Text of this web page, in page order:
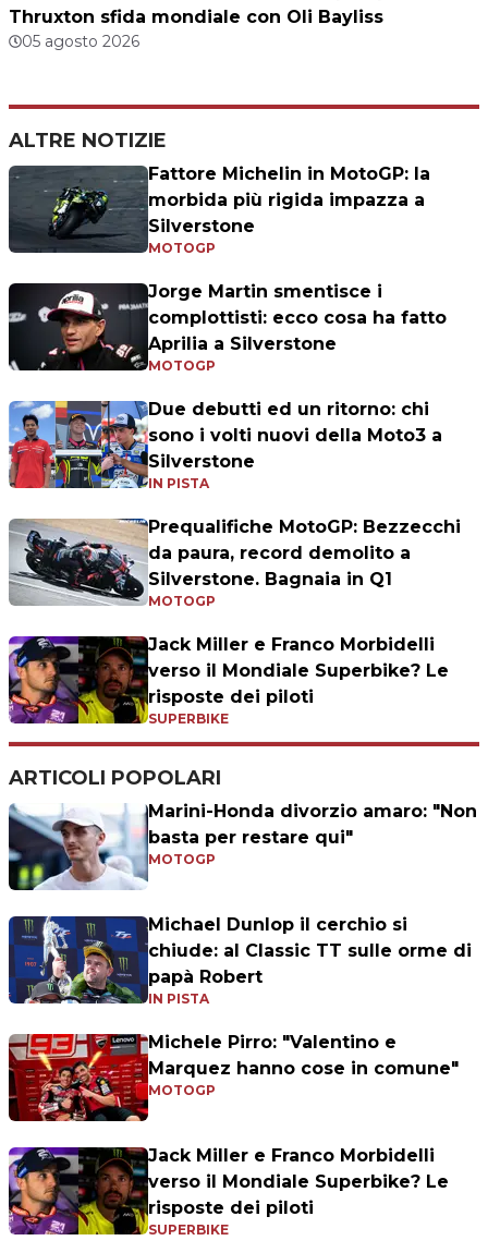
Thruxton sfida mondiale con Oli Bayliss
05 agosto 2026
ALTRE NOTIZIE
Fattore Michelin in MotoGP: la
morbida più rigida impazza a
Silverstone
MOTOGP
Jorge Martin smentisce i
complottisti: ecco cosa ha fatto
Aprilia a Silverstone
MOTOGP
Due debutti ed un ritorno: chi
sono i volti nuovi della Moto3 a
Silverstone
IN PISTA
Prequalifiche MotoGP: Bezzecchi
da paura, record demolito a
Silverstone. Bagnaia in Q1
MOTOGP
Jack Miller e Franco Morbidelli
verso il Mondiale Superbike? Le
risposte dei piloti
SUPERBIKE
ARTICOLI POPOLARI
Marini-Honda divorzio amaro: "Non
basta per restare qui"
MOTOGP
Michael Dunlop il cerchio si
chiude: al Classic TT sulle orme di
papà Robert
IN PISTA
Michele Pirro: "Valentino e
Marquez hanno cose in comune"
MOTOGP
Jack Miller e Franco Morbidelli
verso il Mondiale Superbike? Le
risposte dei piloti
SUPERBIKE